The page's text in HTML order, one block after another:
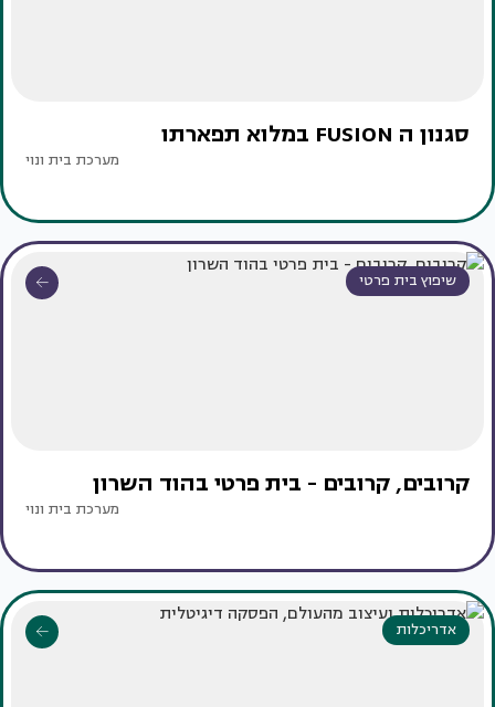
סגנון ה FUSION במלוא תפארתו
מערכת בית ונוי
שיפוץ בית פרטי
קרובים, קרובים - בית פרטי בהוד השרון
מערכת בית ונוי
אדריכלות